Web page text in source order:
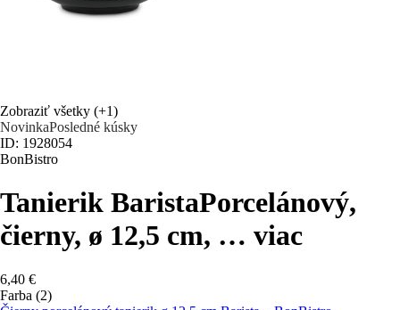
Zobraziť všetky (+1)
NovinkaPosledné kúsky
ID: 1928054
BonBistro
Tanierik BaristaPorcelánový,
čierny, ø 12,5 cm, … viac
6,40 €
Farba (2)